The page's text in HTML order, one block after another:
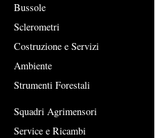
Bussole
Sclerometri
Costruzione e Servizi
Ambiente
Strumenti Forestali
Squadri Agrimensori
Service e Ricambi